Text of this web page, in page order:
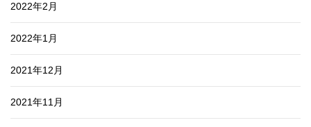
2022年2月
2022年1月
2021年12月
2021年11月